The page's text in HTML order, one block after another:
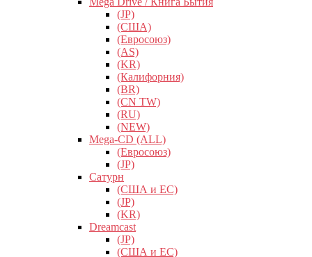
(JP)
(США)
(Евросоюз)
(AS)
(KR)
(Калифорния)
(BR)
(CN TW)
(RU)
(NEW)
Mega-CD (ALL)
(Евросоюз)
(JP)
Сатурн
(США и ЕС)
(JP)
(KR)
Dreamcast
(JP)
(США и ЕС)